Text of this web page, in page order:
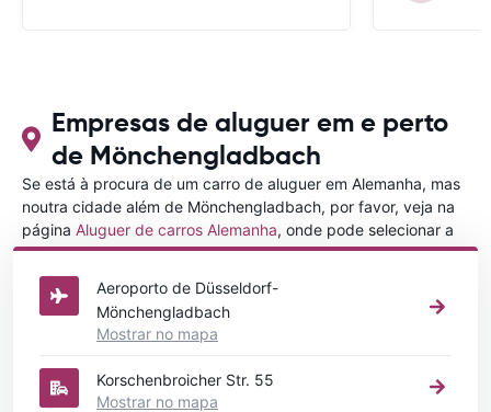
Empresas de aluguer em e perto
de Mönchengladbach
Se está à procura de um carro de aluguer em Alemanha, mas
noutra cidade além de Mönchengladbach, por favor, veja na
página Aluguer de carros Alemanha, onde pode selecionar a
outra cidade em Alemanha que gostaria de alugar um carro
Aeroporto de Düsseldorf-
Mönchengladbach
Mostrar no mapa
Korschenbroicher Str. 55
Mostrar no mapa